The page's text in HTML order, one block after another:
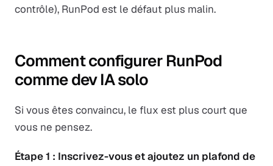
contrôle), RunPod est le défaut plus malin.
Comment configurer RunPod
comme dev IA solo
Si vous êtes convaincu, le flux est plus court que
vous ne pensez.
Étape 1 : Inscrivez-vous et ajoutez un plafond de